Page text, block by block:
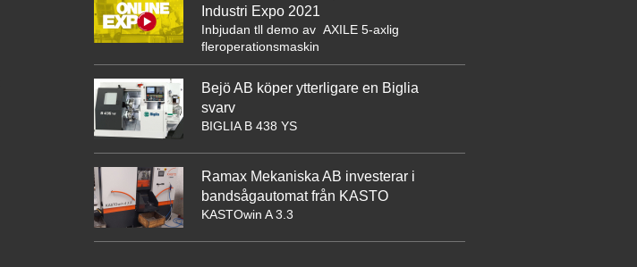
Industri Expo 2021
Inbjudan tll demo av AXILE 5-axlig
fleroperationsmaskin
Bejö AB köper ytterligare en Biglia
svarv
BIGLIA B 438 YS
Ramax Mekaniska AB investerar i
bandsågautomat från KASTO
KASTOwin A 3.3